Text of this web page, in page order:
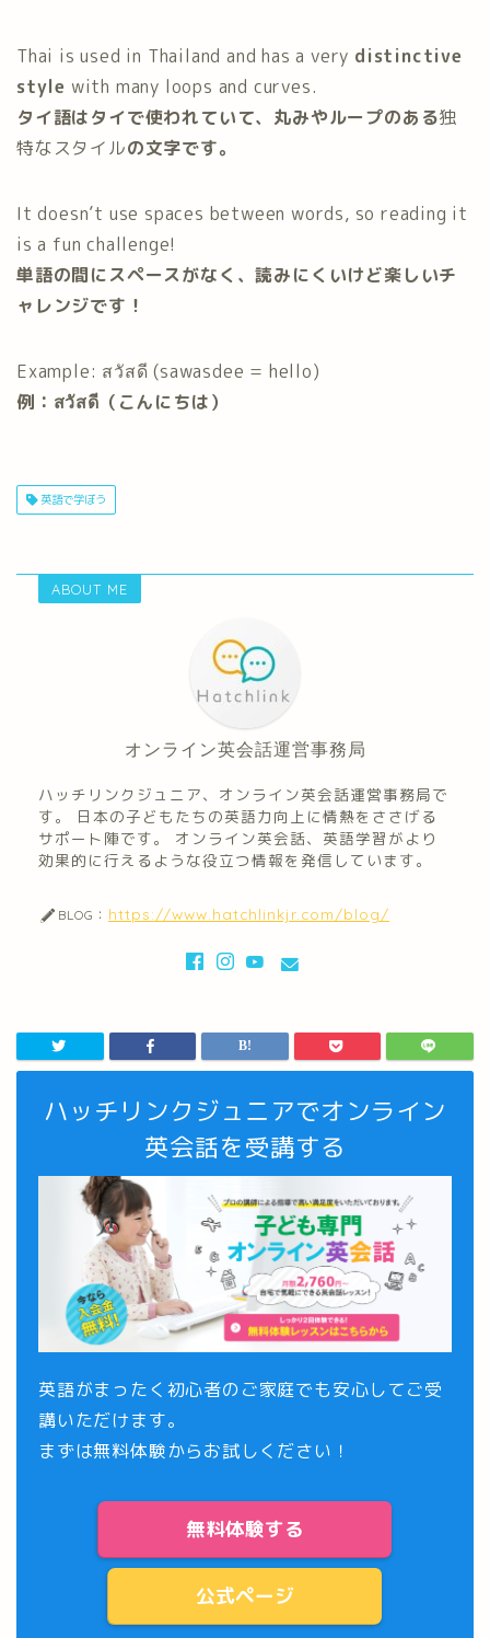
Thai is used in Thailand and has a very distinctive
style with many loops and curves.
タイ語はタイで使われていて、丸みやループのある独
特なスタイルの文字です。
It doesn’t use spaces between words, so reading it
is a fun challenge!
単語の間にスペースがなく、読みにくいけど楽しいチ
ャレンジです！
Example: สวัสดี (sawasdee = hello)
例：สวัสดี（こんにちは）
英語で学ぼう
ABOUT ME
オンライン英会話運営事務局
ハッチリンクジュニア、オンライン英会話運営事務局で
す。 日本の子どもたちの英語力向上に情熱をささげる
サポート陣です。 オンライン英会話、英語学習がより
効果的に行えるような役立つ情報を発信しています。
BLOG： https://www.hatchlinkjr.com/blog/
ハッチリンクジュニアでオンライン
英会話を受講する
英語がまったく初心者のご家庭でも安心してご受
講いただけます。
まずは無料体験からお試しください！
無料体験する
公式ページ